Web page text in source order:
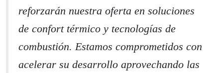
reforzarán nuestra oferta en soluciones
de confort térmico y tecnologías de
combustión. Estamos comprometidos con
acelerar su desarrollo aprovechando las